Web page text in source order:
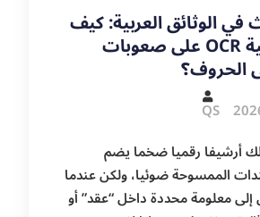
في الوثائق العربية: كيف
تغلبت تقنية OCR على صعوبات
الحروف؟
QS
أرشيفا رقميا ضخما يضم
الممسوحة ضوئيا، ولكن عندما
معلومة محددة داخل “عقد” أو